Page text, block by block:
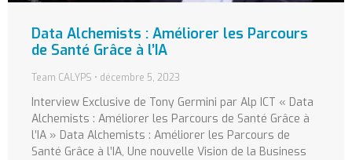
Data Alchemists : Améliorer les Parcours
de Santé Grâce à l’IA
Team CALYPS décembre 5, 2023
Interview Exclusive de Tony Germini par Alp ICT « Data
Alchemists : Améliorer les Parcours de Santé Grâce à
l’IA » Data Alchemists : Améliorer les Parcours de
Santé Grâce à l’IA, Une nouvelle Vision de la Business